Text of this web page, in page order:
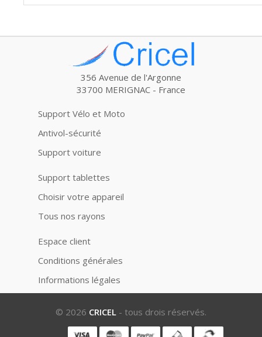
356 Avenue de l'Argonne
33700 MERIGNAC - France
Support Vélo et Moto
Antivol-sécurité
Support voiture
Support tablettes
Choisir votre appareil
Tous nos rayons
Espace client
Conditions générales
Informations légales
© 2026 CRICEL - tous drois réservés.